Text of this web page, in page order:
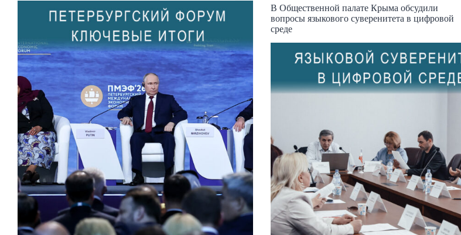
В Общественной палате Крыма обсудили
вопросы языкового суверенитета в цифровой
среде